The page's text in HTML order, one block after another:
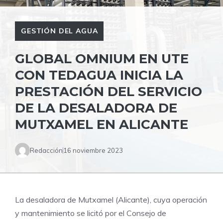
GESTIÓN DEL AGUA
GLOBAL OMNIUM EN UTE
CON TEDAGUA INICIA LA
PRESTACIÓN DEL SERVICIO
DE LA DESALADORA DE
MUTXAMEL EN ALICANTE
Redacción 16 noviembre 2023
La desaladora de Mutxamel (Alicante), cuya operación
y mantenimiento se licitó por el Consejo de